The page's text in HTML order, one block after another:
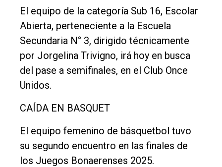
El equipo de la categoría Sub 16, Escolar
Abierta, perteneciente a la Escuela
Secundaria N° 3, dirigido técnicamente
por Jorgelina Trivigno, irá hoy en busca
del pase a semifinales, en el Club Once
Unidos.
CAÍDA EN BASQUET
El equipo femenino de básquetbol tuvo
su segundo encuentro en las finales de
los Juegos Bonaerenses 2025.